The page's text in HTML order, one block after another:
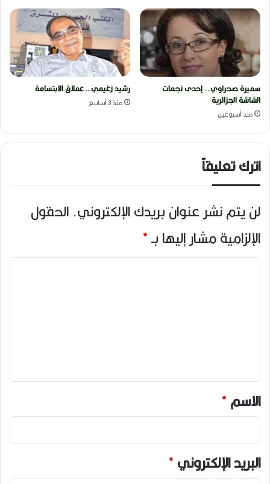
سميرة صحراوي.. إحدى نجمات
الشاشة الجزائرية
منذ أسبوعين
رشيد زغيمي… عملاق الابتسامة
منذ 3 أسابيع
اترك تعليقاً
لن يتم نشر عنوان بريدك الإلكتروني. الحقول
الإلزامية مشار إليها بـ*
ا
ق
*
الاسم*
البريد الإلكتروني*